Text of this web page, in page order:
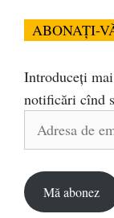
ABONAȚI-
Introduceți
notificări cînd
Adresa
Mă abonez